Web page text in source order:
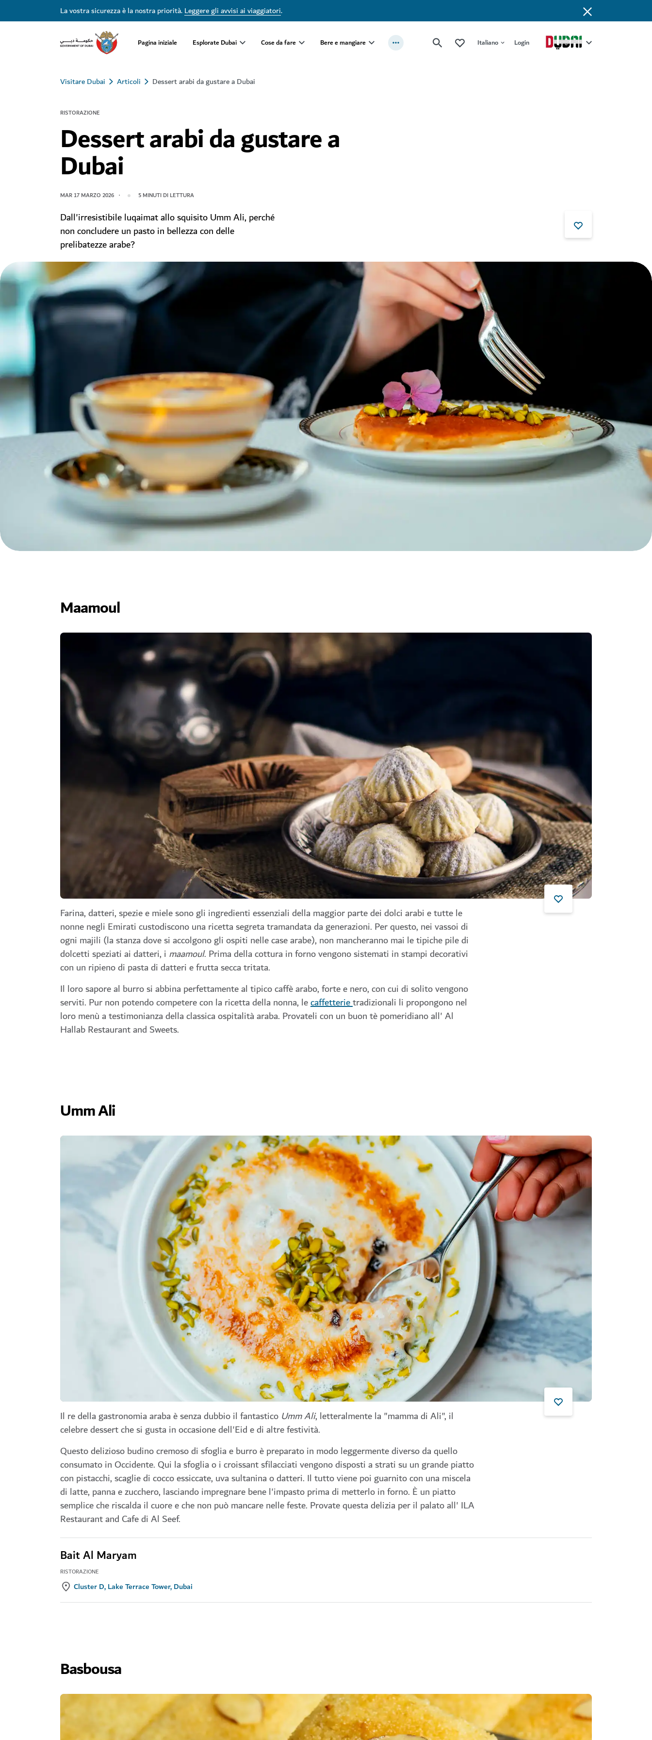
La vostra sicurezza è la nostra priorità.Leggere gli avvisi ai viaggiatori.
Pagina iniziale Esplorate Dubai Cose da fare Bere e mangiare Italiano Login
Visitare Dubai Articoli Dessert arabi da gustare a Dubai
RISTORAZIONE
Dessert arabi da gustare a
Dubai
MAR 17 MARZO 2026 5 MINUTI DI LETTURA
Dall'irresistibile luqaimat allo squisito Umm Ali, perché
non concludere un pasto in bellezza con delle
prelibatezze arabe?
Maamoul
Farina, datteri, spezie e miele sono gli ingredienti essenziali della maggior parte dei dolci arabi e tutte le
nonne negli Emirati custodiscono una ricetta segreta tramandata da generazioni. Per questo, nei vassoi di
ogni majili (la stanza dove si accolgono gli ospiti nelle case arabe), non mancheranno mai le tipiche pile di
dolcetti speziati ai datteri, i maamoul. Prima della cottura in forno vengono sistemati in stampi decorativi
con un ripieno di pasta di datteri e frutta secca tritata.
Il loro sapore al burro si abbina perfettamente al tipico caffè arabo, forte e nero, con cui di solito vengono
serviti. Pur non potendo competere con la ricetta della nonna, lecaffetterietradizionali li propongono nel
loro menù a testimonianza della classica ospitalità araba. Provateli con un buon tè pomeridiano all' Al
Hallab Restaurant and Sweets.
Umm Ali
Il re della gastronomia araba è senza dubbio il fantastico Umm Ali, letteralmente la "mamma di Ali", il
celebre dessert che si gusta in occasione dell'Eid e di altre festività.
Questo delizioso budino cremoso di sfoglia e burro è preparato in modo leggermente diverso da quello
consumato in Occidente. Qui la sfoglia o i croissant sfilacciati vengono disposti a strati su un grande piatto
con pistacchi, scaglie di cocco essiccate, uva sultanina o datteri. Il tutto viene poi guarnito con una miscela
di latte, panna e zucchero, lasciando impregnare bene l'impasto prima di metterlo in forno. È un piatto
semplice che riscalda il cuore e che non può mancare nelle feste. Provate questa delizia per il palato all' ILA
Restaurant and Cafe di Al Seef.
Bait Al Maryam
RISTORAZIONE
Cluster D, Lake Terrace Tower, Dubai
Basbousa